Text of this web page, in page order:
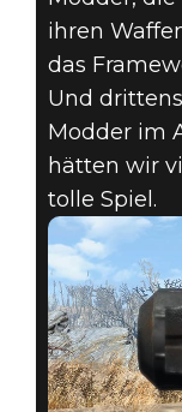
ihren
das
Und
Modder im
hätten wir
tolle Spiel.